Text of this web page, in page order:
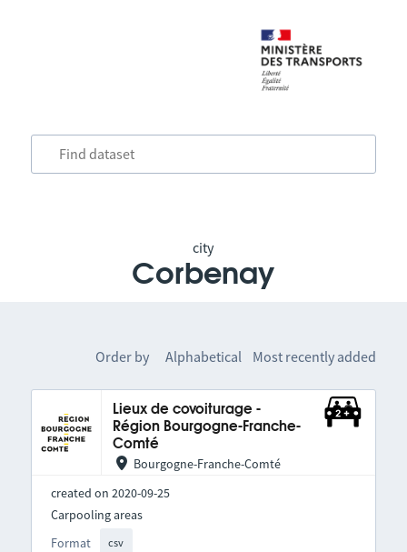
city
Corbenay
Order by Alphabetical Most recently added
Lieux de covoiturage -
Région Bourgogne-Franche-
Comté
Bourgogne-Franche-Comté
created on 2020-09-25
Format csv
Carpooling areas